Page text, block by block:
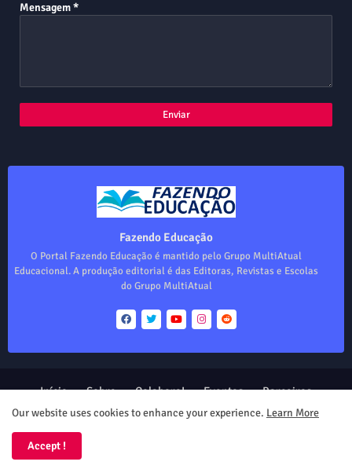
Mensagem*
Fazendo Educação
O Portal Fazendo Educação é mantido pelo Grupo MultiAtual
Educacional. A produção editorial é das Editoras, Revistas e Escolas
do Grupo MultiAtual
Design by -
Início Sobre Colabore! Eventos
Parceiros
Produtos
Our website uses cookies to enhance your experience. Learn More
Accept !